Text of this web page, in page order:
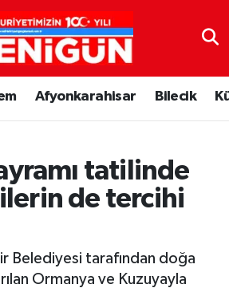
Afyonkarahisar Bilecik
tatilinde
de tercihi
Belediyesi tarafından doğa
Ormanya ve Kuzuyayla
Durumu ve Fikstür